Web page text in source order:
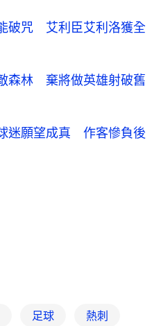
破咒 艾利臣艾利洛獲全
森林 棄將做英雄射破舊
迷願望成真 作客慘負後
足球 熱刺